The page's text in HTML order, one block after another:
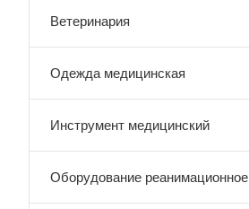
Ветеринария
Одежда медицинская
Инструмент медицинский
Оборудование реанимационное